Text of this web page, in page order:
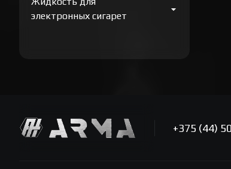
электронных сигарет
+375 (44)